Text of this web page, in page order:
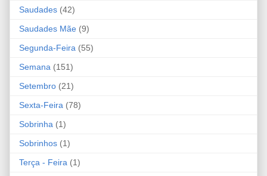
Saudades (42)
Saudades Mãe (9)
Segunda-Feira (55)
Semana (151)
Setembro (21)
Sexta-Feira (78)
Sobrinha (1)
Sobrinhos (1)
Terça - Feira (1)